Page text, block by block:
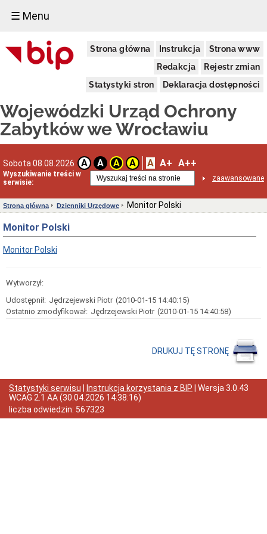
☰ Menu
Strona główna Instrukcja
Strona www
Redakcja
Rejestr zmian
Statystyki stron
Deklaracja dostępności
Wojewódzki Urząd Ochrony
Zabytków we Wrocławiu
Sobota 08.08.2026 A A A A A A+ A++
Wyszukiwanie treści w
serwisie:
zaawansowane
Dostępność
Deklaracja
dostępności
realizowanym
projekcie
dofinansowanym
Europejskich
Delegatury
adresowe
Podstawy
prawne
działalności
Osoby
i
Przedmiot
działania
kompetencje
Ochrony
Zabytków
Poradnik
klienta
Strona główna Dzienniki Urzędowe Monitor Polski
Monitor Polski
Monitor Polski
Wytworzył:
Udostępnił: Jędrzejewski Piotr (2010-01-15 14:40:15)
Ostatnio zmodyfikował: Jędrzejewski Piotr (2010-01-15 14:40:58)
DRUKUJ TĘ STRONĘ
Statystyki serwisu Instrukcja korzystania z BIP | Wersja 3.0.43
WCAG 2.1 AA(30.04.2026 14:38:16)
liczba odwiedzin: 567323